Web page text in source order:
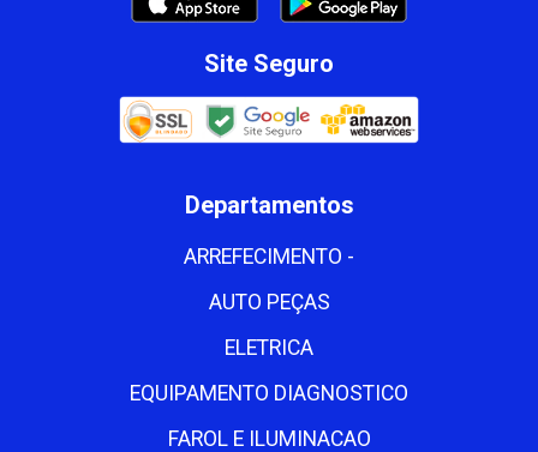
Site Seguro
Departamentos
ARREFECIMENTO -
AUTO PEÇAS
ELETRICA
EQUIPAMENTO DIAGNOSTICO
FAROL E ILUMINACAO